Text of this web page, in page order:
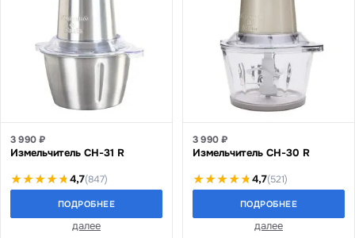
3 990 ₽
Измельчитель CH-31 R
4,7(847)
ПОДРОБНЕЕ
далее
3 990 ₽
Измельчитель CH-30 R
4,7(521)
ПОДРОБНЕЕ
далее